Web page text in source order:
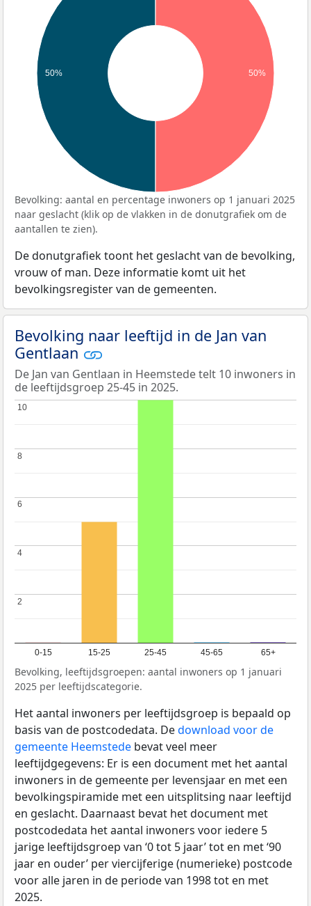
50% 50%
Bevolking: aantal en percentage inwoners op 1 januari 2025
naar geslacht (klik op de vlakken in de donutgrafiek om de
aantallen te zien).
De donutgrafiek toont het geslacht van de bevolking,
vrouw of man. Deze informatie komt uit het
bevolkingsregister van de gemeenten.
Bevolking naar leeftijd in de Jan van
Gentlaan
De Jan van Gentlaan in Heemstede telt 10 inwoners in
de leeftijdsgroep 25-45 in 2025.
0-15 15-25 25-45 45-65 65+
2
2
4
4
6
6
8
8
10
10
Bevolking, leeftijdsgroepen: aantal inwoners op 1 januari
2025 per leeftijdscategorie.
Het aantal inwoners per leeftijdsgroep is bepaald op
basis van de postcodedata. Dedownload voor de
gemeente Heemstede bevat veel meer
leeftijdgegevens: Er is een document met het aantal
inwoners in de gemeente per levensjaar en met een
bevolkingspiramide met een uitsplitsing naar leeftijd
en geslacht. Daarnaast bevat het document met
postcodedata het aantal inwoners voor iedere 5
jarige leeftijdsgroep van ‘0 tot 5 jaar’ tot en met ‘90
jaar en ouder’ per viercijferige (numerieke) postcode
voor alle jaren in de periode van 1998 tot en met
2025.